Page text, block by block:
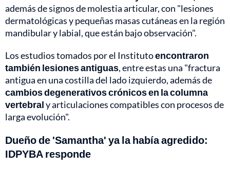
además de signos de molestia articular, con "lesiones
dermatológicas y pequeñas masas cutáneas en la región
mandibular y labial, que están bajo observación".
Los estudios tomados por el Institutoencontraron
también lesiones antiguas, entre estas una "fractura
antigua en una costilla del lado izquierdo, además de
cambios degenerativos crónicos en la columna
vertebraly articulaciones compatibles con procesos de
larga evolución".
Dueño de 'Samantha' ya la había agredido:
IDPYBA responde